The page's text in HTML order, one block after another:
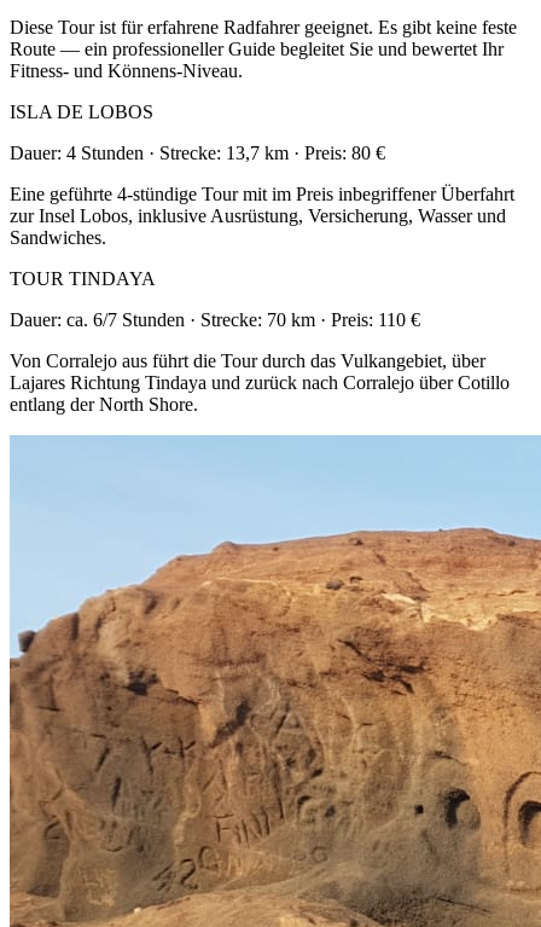
Diese Tour ist für erfahrene Radfahrer geeignet. Es gibt keine feste
Route — ein professioneller Guide begleitet Sie und bewertet Ihr
Fitness- und Könnens-Niveau.
ISLA DE LOBOS
Dauer: 4 Stunden · Strecke: 13,7 km · Preis: 80 €
Eine geführte 4-stündige Tour mit im Preis inbegriffener Überfahrt
zur Insel Lobos, inklusive Ausrüstung, Versicherung, Wasser und
Sandwiches.
TOUR TINDAYA
Dauer: ca. 6/7 Stunden · Strecke: 70 km · Preis: 110 €
Von Corralejo aus führt die Tour durch das Vulkangebiet, über
Lajares Richtung Tindaya und zurück nach Corralejo über Cotillo
entlang der North Shore.